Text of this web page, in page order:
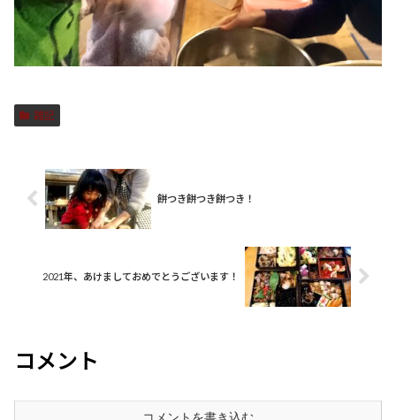
雑記
餅つき餅つき餅つき！
2021年、あけましておめでとうございます！
コメント
コメントを書き込む